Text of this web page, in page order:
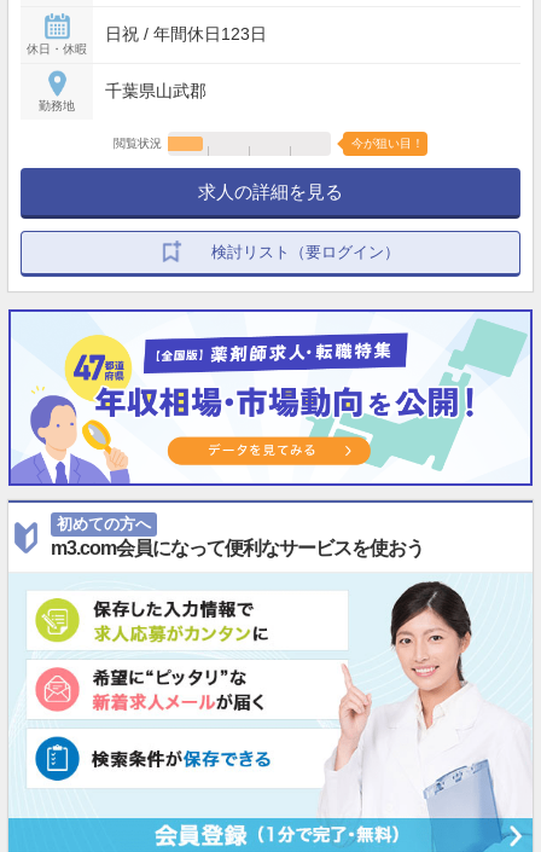
休日・休暇
日祝 / 年間休日123日
勤務地
千葉県山武郡
閲覧状況 今が狙い目！
求人の詳細を見る
検討リスト（要ログイン）
初めての方へ
m3.com会員になって便利なサービスを使おう